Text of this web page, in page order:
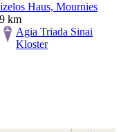
Haus, Mournies
9 km
Agia Triada Sinai
Kloster